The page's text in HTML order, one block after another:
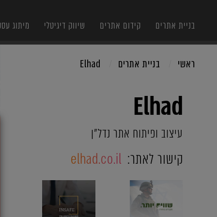
בניית אתרים קידום אתרים שיווק דיגיטלי מיתוג
ראשי בניית אתרים Elhad
Elhad
עיצוב ופיתוח אתר נדל"ן
קישור לאתר: elhad.co.il